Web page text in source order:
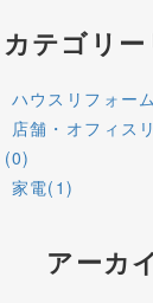
カテゴリー
ハウスリフォー
店舗・オフィス
(0)
家電(1)
アーカ